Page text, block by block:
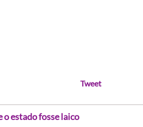
Tweet
o estado fosse laico